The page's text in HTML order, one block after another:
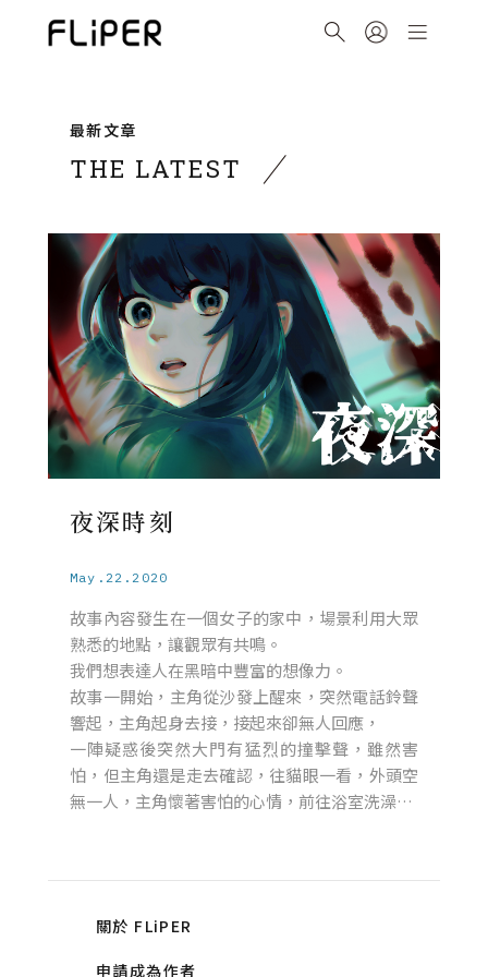
最新文章
THE LATEST
夜深時刻
May.22.2020
故事內容發生在一個女子的家中，場景利用大眾
熟悉的地點，讓觀眾有共鳴。
我們想表達人在黑暗中豐富的想像力。
故事一開始，主角從沙發上醒來，突然電話鈴聲
響起，主角起身去接，接起來卻無人回應，
一陣疑惑後突然大門有猛烈的撞擊聲，雖然害
怕，但主角還是走去確認，往貓眼一看，外頭空
無一人，主角懷著害怕的心情，前往浴室洗澡…
關於 FLiPER
申請成為作者